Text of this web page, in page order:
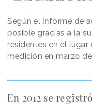
Según el Informe de
posible gracias a la
residentes en el lugar
medición en marzo
En 2012 se